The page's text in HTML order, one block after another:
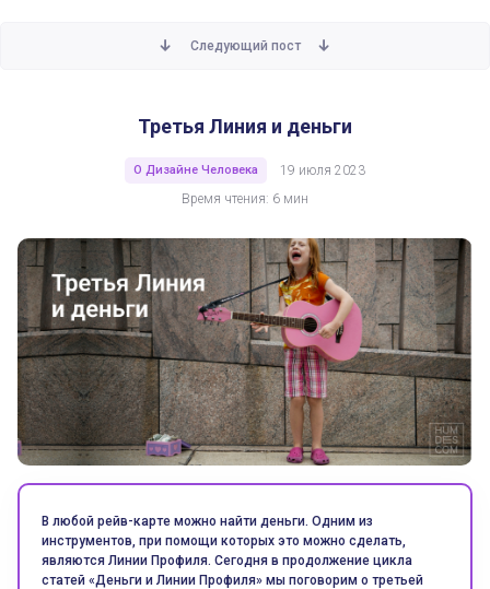
Следующий пост
Третья Линия и деньги
О Дизайне Человека
19 июля 2023
Время чтения: 6 мин
В любой рейв-карте можно найти деньги. Одним из
инструментов, при помощи которых это можно сделать,
являются Линии Профиля. Сегодня в продолжение цикла
статей «Деньги и Линии Профиля» мы поговорим о третьей